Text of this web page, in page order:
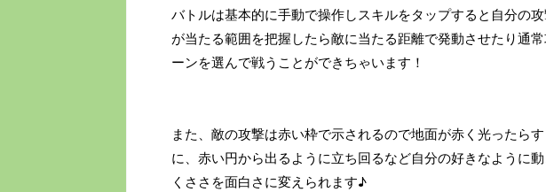
バトルは基本的に手動で操作しスキルをタップすると自分の
が当たる範囲を把握したら敵に当たる距離で発動させたり通
ーンを選んで戦うことができちゃいます！
また、敵の攻撃は赤い枠で示されるので地面が赤く光ったら
に、赤い円から出るように立ち回るなど自分の好きなように
くささを面白さに変えられます♪